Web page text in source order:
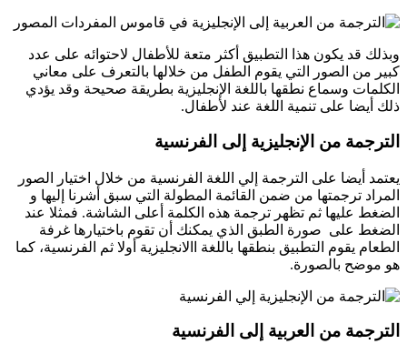
وبذلك قد يكون هذا التطبيق أكثر متعة للأطفال لاحتوائه على عدد
كبير من الصور التي يقوم الطفل من خلالها بالتعرف على معاني
الكلمات وسماع نطقها باللغة الإنجليزية بطريقة صحيحة وقد يؤدي
ذلك أيضا على تنمية اللغة عند لأطفال.
الترجمة من الإنجليزية إلى الفرنسية
يعتمد أيضا على الترجمة إلي اللغة الفرنسية من خلال اختيار الصور
المراد ترجمتها من ضمن القائمة المطولة التي سبق أشرنا إليها و
الضغط عليها ثم تظهر ترجمة هذه الكلمة أعلى الشاشة. فمثلا عند
الضغط على صورة الطبق الذي يمكنك أن تقوم باختيارها غرفة
الطعام يقوم التطبيق بنطقها باللغة االانجليزية أولا ثم الفرنسية، كما
هو موضح بالصورة.
الترجمة من العربية إلى الفرنسية